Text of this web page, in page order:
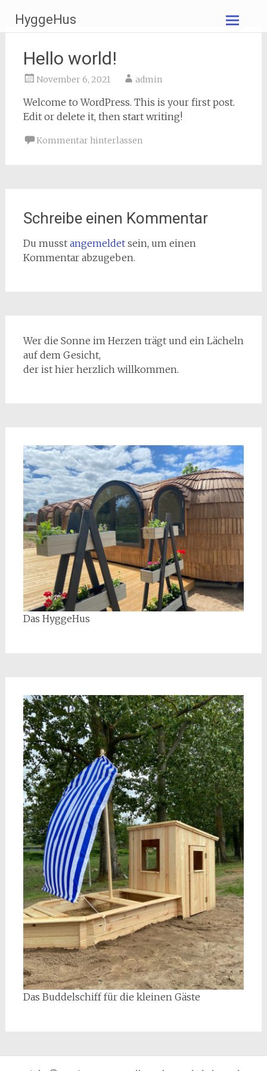
Inhalt
springen
HyggeHus
Hello world!
November 6, 2021 admin
Welcome to WordPress. This is your first post.
Edit or delete it, then start writing!
Kommentar hinterlassen
Schreibe einen Kommentar
Du musst angemeldetsein, um einen
Kommentar abzugeben.
Wer die Sonne im Herzen trägt und ein Lächeln
auf dem Gesicht,
der ist hier herzlich willkommen.
Das HyggeHus
Das Buddelschiff für die kleinen Gäste